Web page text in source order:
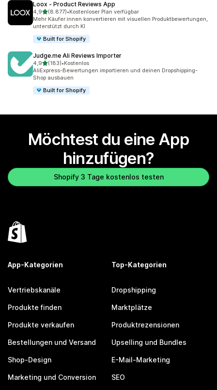
Loox ‑ Product Reviews App
4,9von 5 Sternen
(8.877)
8877 Rezensionen insgesamt
•Kostenloser Plan verfügbar
Mehr Käufer:innen konvertieren mit visuellen Produktbewertungen,
unterstützt durch KI
Built for Shopify
Judge.me Ali Reviews Importer
4,9von 5 Sternen
(183)
183 Rezensionen insgesamt
•Kostenlos
AliExpress-Bewertungen importieren und deinen Dropshipping-
Shop ausbauen
Built for Shopify
Möchtest du eine App
hinzufügen?
Shopify 3 Tage kostenlos testen
App-Kategorien
Vertriebskanäle
Produkte finden
Produkte verkaufen
Bestellungen und Versand
Shop-Design
Marketing und Conversion
Top-Kategorien
Dropshipping
Marktplätze
Produktrezensionen
Upselling und Bundles
E-Mail-Marketing
SEO